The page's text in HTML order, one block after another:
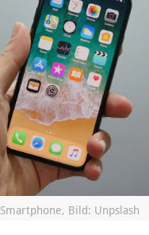
Smartphone, Bild: Unpslash